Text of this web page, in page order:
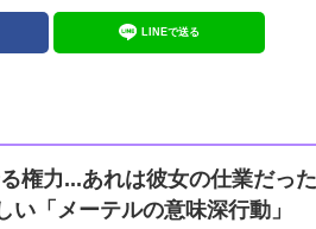
LINEで送る
権力...あれは彼女の仕業だっ
「メーテルの意味深行動」